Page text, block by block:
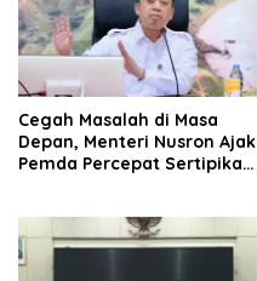
Cegah Masalah di Masa
Depan, Menteri Nusron Ajak
Pemda Percepat Sertipikasi